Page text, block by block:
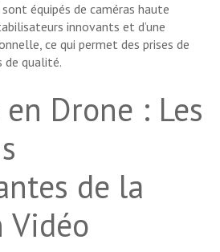
sont équipés de caméras haute
innovants et d’une
ce qui permet des prises de
de qualité.
Drone : Les
de la
Vidéo